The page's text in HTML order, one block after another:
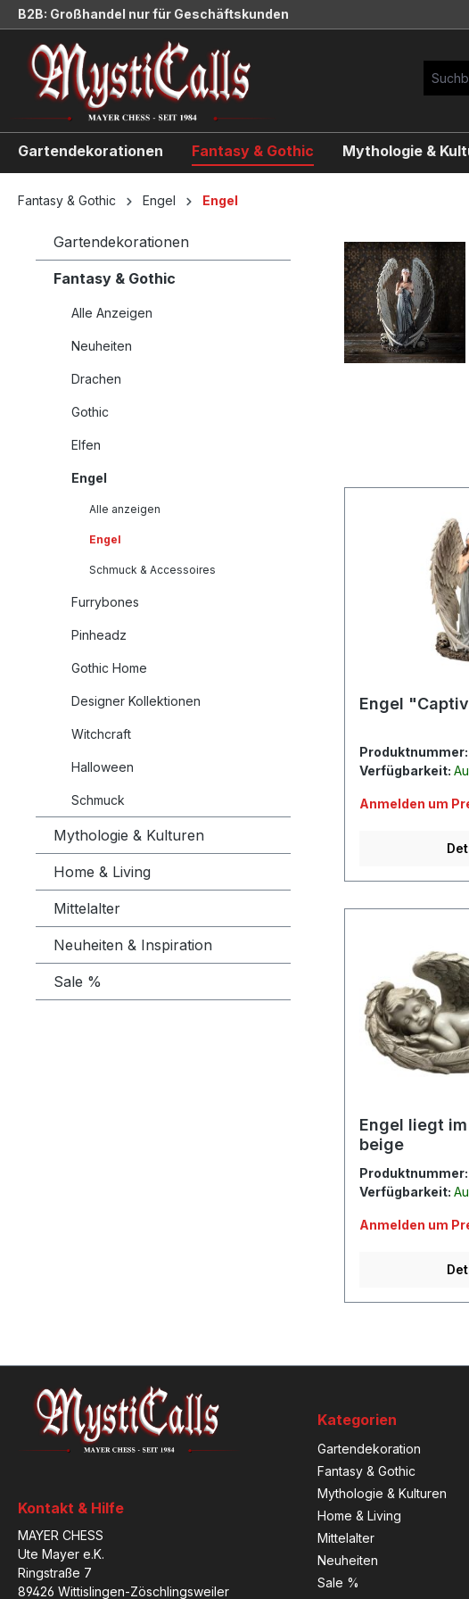
Zur Hauptnavigation springen
B2B: Großhandel nur für Geschäftskunden
Gartendekorationen Fantasy & Gothic Mythologie &
Fantasy & Gothic Engel Engel
Gartendekorationen
Fantasy & Gothic
Alle Anzeigen
Neuheiten
Drachen
Gothic
Elfen
Engel
Alle anzeigen
Engel
Schmuck & Accessoires
Furrybones
Pinheadz
Gothic Home
Designer Kollektionen
Witchcraft
Halloween
Schmuck
Mythologie & Kulturen
Home & Living
Mittelalter
Neuheiten & Inspiration
Sale %
Engel
Produktnummer:
Verfügbarkeit:
Anmelden um
Engel liegt
beige
Produktnummer:
Verfügbarkeit:
Anmelden um
Kontakt & Hilfe
MAYER CHESS
Ute Mayer e.K.
Ringstraße 7
89426 Wittislingen-Zöschlingsweiler
Kategorien
Gartendekoration
Fantasy & Gothic
Mythologie & Kulturen
Home & Living
Mittelalter
Neuheiten
Sale %